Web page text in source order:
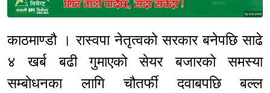
Sponsored
काठमाण्डौ । रास्वपा नेतृत्वको सरकार बनेपछि साढे
४ खर्ब बढी गुमाएको सेयर बजारको समस्या
सम्बोधनका लागि चौतर्फी दवाबपछि बल्ल